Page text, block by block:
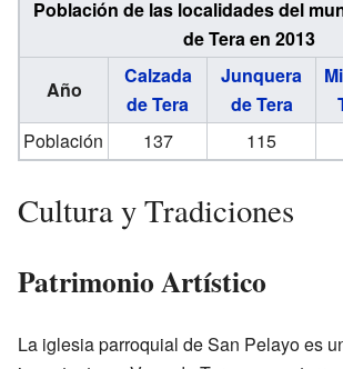
Población de las localidades del
de Tera en 2013
Año
Calzada
de Tera
Junquera
de Tera
Población
137 115
Cultura y Tradiciones
Patrimonio Artístico
La iglesia parroquial de San Pelayo es